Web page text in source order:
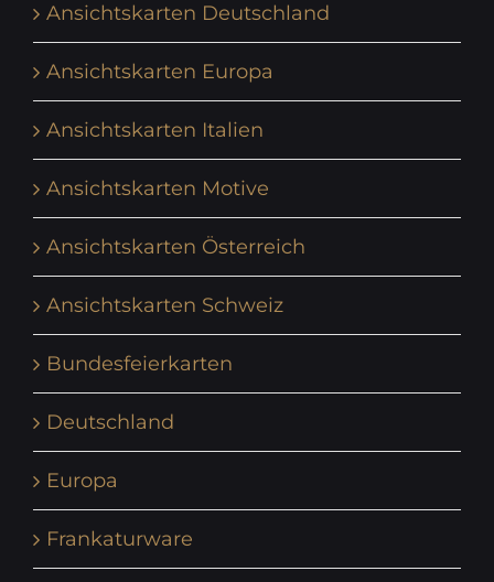
Ansichtskarten Deutschland
Ansichtskarten Europa
Ansichtskarten Italien
Ansichtskarten Motive
Ansichtskarten Österreich
Ansichtskarten Schweiz
Bundesfeierkarten
Deutschland
Europa
Frankaturware